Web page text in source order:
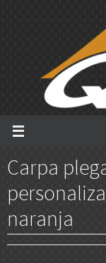
Carpa
naranja